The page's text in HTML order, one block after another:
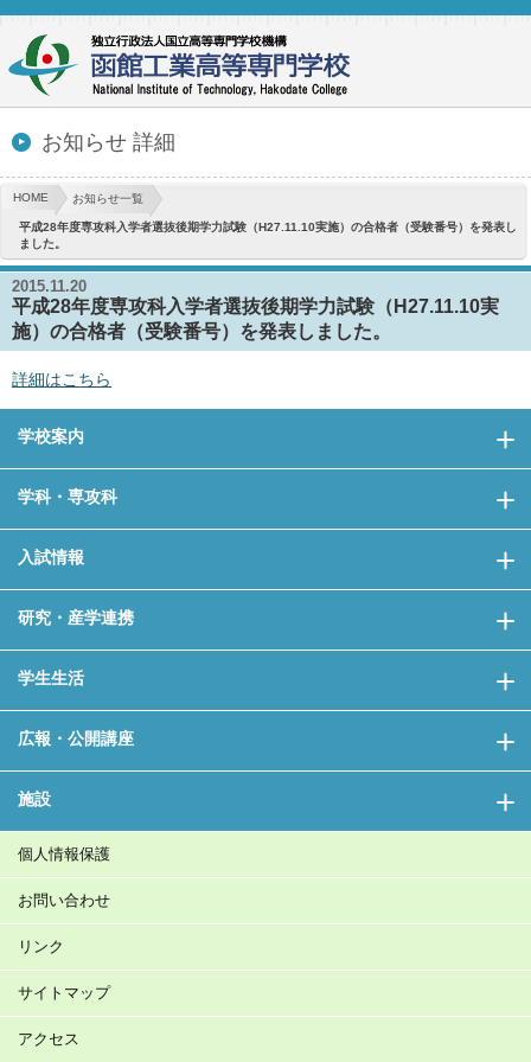
お知らせ 詳細
HOME お知らせ一覧
平成28年度専攻科入学者選抜後期学力試験（H27.11.10実施）の合格者（受験番号）を発表し
ました。
2015.11.20
平成28年度専攻科入学者選抜後期学力試験（H27.11.10実
施）の合格者（受験番号）を発表しました。
詳細はこちら
学校案内
学科・専攻科
入試情報
研究・産学連携
学生生活
広報・公開講座
施設
個人情報保護
お問い合わせ
リンク
サイトマップ
アクセス